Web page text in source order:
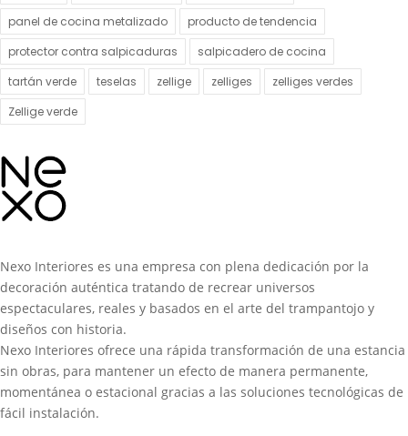
panel de cocina metalizado
producto de tendencia
protector contra salpicaduras
salpicadero de cocina
tartán verde
teselas zellige zelliges
zelliges verdes
Zellige verde
Nexo Interiores es una empresa con plena dedicación por la
decoración auténtica tratando de recrear universos
espectaculares, reales y basados en el arte del trampantojo y
diseños con historia.
Nexo Interiores ofrece una rápida transformación de una estancia
sin obras, para mantener un efecto de manera permanente,
momentánea o estacional gracias a las soluciones tecnológicas de
fácil instalación.